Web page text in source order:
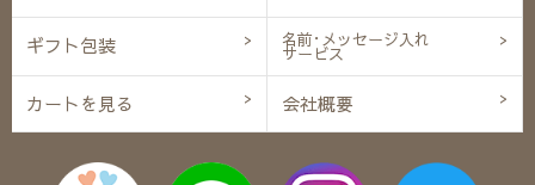
ギフト包装 名前･メッセージ入れ
サービス
カートを見る 会社概要